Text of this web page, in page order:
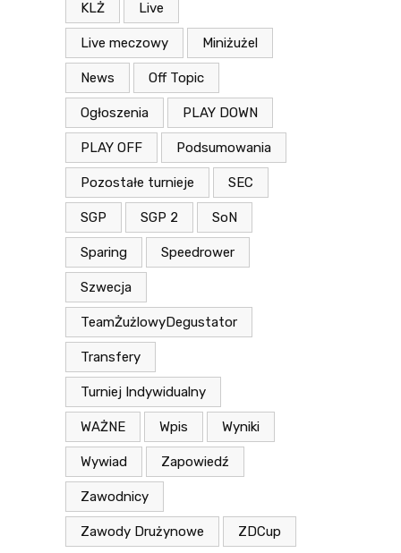
KLŻ Live
Live meczowy Miniżużel
News Off Topic
Ogłoszenia PLAY DOWN
PLAY OFF Podsumowania
Pozostałe turnieje SEC
SGP SGP 2 SoN
Sparing Speedrower
Szwecja
TeamŻużlowyDegustator
Transfery
Turniej Indywidualny
WAŻNE Wpis Wyniki
Wywiad Zapowiedź
Zawodnicy
Zawody Drużynowe ZDCup